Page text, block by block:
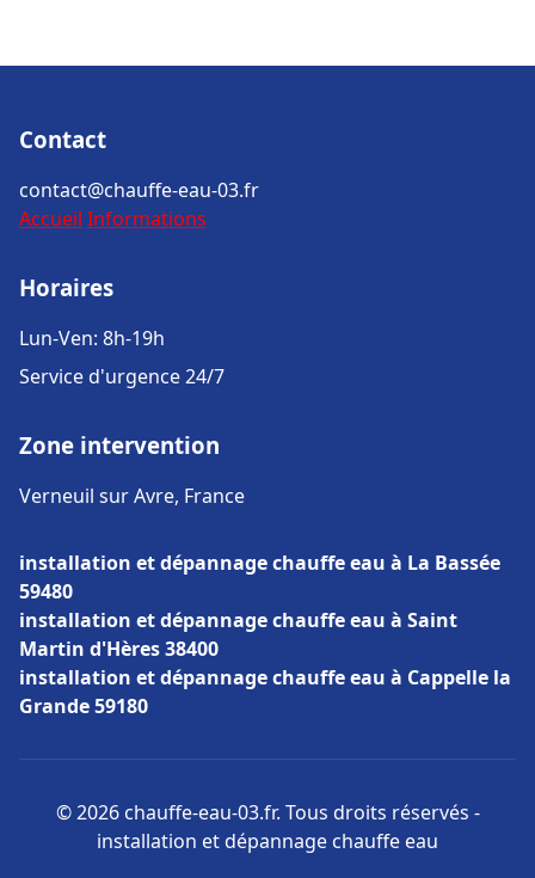
Contact
contact@chauffe-eau-03.fr
Accueil Informations
Horaires
Lun-Ven: 8h-19h
Service d'urgence 24/7
Zone intervention
Verneuil sur Avre, France
installation et dépannage chauffe eau à La Bassée
59480
installation et dépannage chauffe eau à Saint
Martin d'Hères 38400
installation et dépannage chauffe eau à Cappelle la
Grande 59180
© 2026 chauffe-eau-03.fr. Tous droits réservés -
installation et dépannage chauffe eau